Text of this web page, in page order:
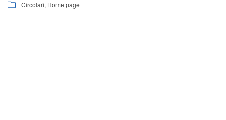
Circolari, Home page